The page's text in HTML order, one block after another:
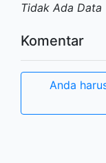
Tidak Ada Data
Komentar
Anda